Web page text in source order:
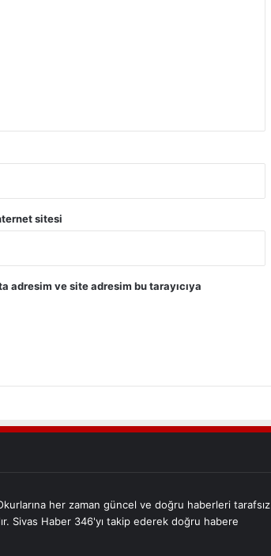
sitesi
adresim ve site adresim bu tarayıcıya
her zaman güncel ve doğru haberleri tarafsız
Sivas Haber 346'yı takip ederek doğru habere